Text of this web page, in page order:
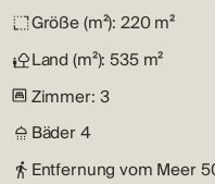
Größe (m²): 220 m²
Land (m²): 535 m²
Zimmer: 3
Bäder4
Entfernung vom Meer